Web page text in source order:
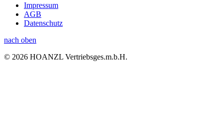
Impressum
AGB
Datenschutz
nach oben
© 2026 HOANZL Vertriebsges.m.b.H.